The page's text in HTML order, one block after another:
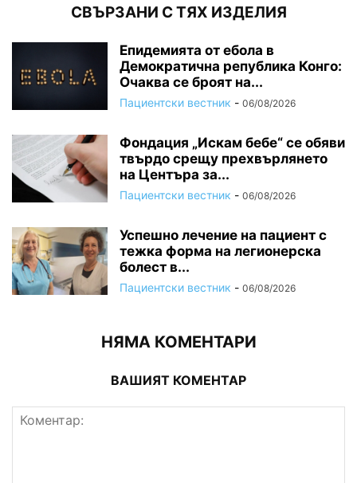
СВЪРЗАНИ С ТЯХ ИЗДЕЛИЯ
Епидемията от ебола в
Демократична република Конго:
Очаква се броят на...
Пациентски вестник - 06/08/2026
Фондация „Искам бебе“ се обяви
твърдо срещу прехвърлянето
на Центъра за...
Пациентски вестник - 06/08/2026
Успешно лечение на пациент с
тежка форма на легионерска
болест в...
Пациентски вестник - 06/08/2026
НЯМА КОМЕНТАРИ
ВАШИЯТ КОМЕНТАР